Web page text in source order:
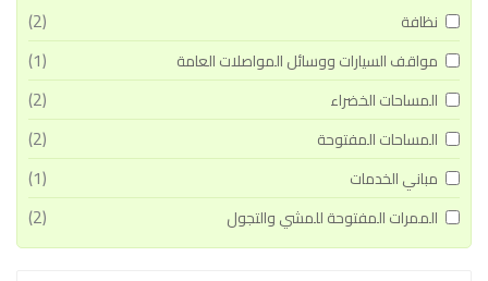
نظافة (2)
مواقف السيارات ووسائل المواصلات العامة (1)
المساحات الخضراء (2)
المساحات المفتوحة (2)
مباني الخدمات (1)
الممرات المفتوحة للمشي والتجول (2)